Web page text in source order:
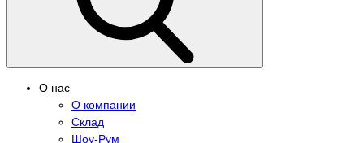
О нас
О компании
Склад
Шоу-Рум